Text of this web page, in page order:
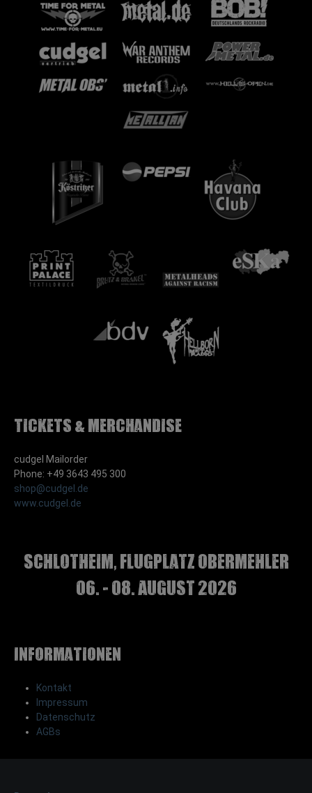
Tickets & Merchandise
cudgel Mailorder
Phone: +49 3643 495 300
shop@cudgel.de
www.cudgel.de
Schlotheim, Flugplatz Obermehler
06. - 08. August 2026
Informationen
Kontakt
Impressum
Datenschutz
AGBs